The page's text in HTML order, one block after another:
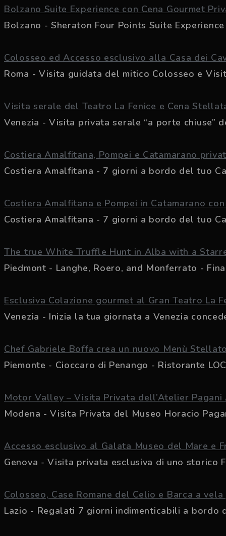
Bolzano Suite Experience con Cena Gourmet
Bolzano - Sheraton Four Points Suite Experience
Colosseo ed Accesso esclusivo alla Casa dei
Roma - Visita guidata del mitico Colosseo e
Visita serale del Teatro La Fenice e Cena
Venezia - Visita privata serale “a porte chiuse”
Costiera Amalfitana, Pompei e Catamarano
Costiera Amalfitana - 7 giorni a bordo del tuo
Costiera Amalfitana e Pompei in Catamarano
Costiera Amalfitana - 7 giorni a bordo del tuo
The true White Truffle Hunt in Alba with a
Piedmont - Langhe, Roero, and Monferrato -
Esclusiva Colazione gourmet al Gran Teatro La
Venezia - Inizia la tua giornata a Venezia
Chef Gabriele Boffa crea un nuovo Menù
Piemonte - Cioccaro di Penango - Ristorante
Motor Valley – Visita Privata dell’Atelier
Modena - Visita Privata del Museo Horacio
Accesso esclusivo al Galata Museo del Mare e
Genova - Visita privata esclusiva di uno storico
Colosseo, Case Romane del Celio e Barca a
Lazio - Regalati 7 giorni indimenticabili a bordo